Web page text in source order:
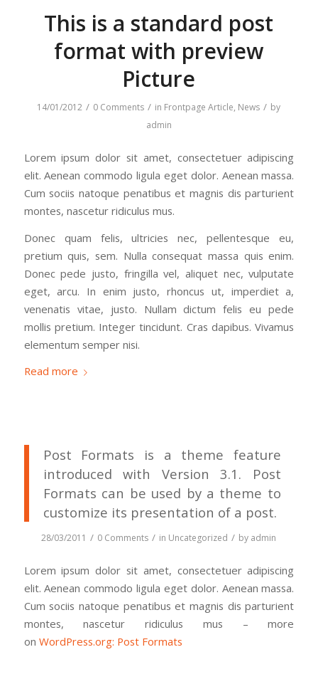
This is a standard post
format with preview
Picture
14/01/2012 / 0 Comments / in Frontpage Article, News / by
admin
Lorem ipsum dolor sit amet, consectetuer adipiscing
elit. Aenean commodo ligula eget dolor. Aenean massa.
Cum sociis natoque penatibus et magnis dis parturient
montes, nascetur ridiculus mus.
Donec quam felis, ultricies nec, pellentesque eu,
pretium quis, sem. Nulla consequat massa quis enim.
Donec pede justo, fringilla vel, aliquet nec, vulputate
eget, arcu. In enim justo, rhoncus ut, imperdiet a,
venenatis vitae, justo. Nullam dictum felis eu pede
mollis pretium. Integer tincidunt. Cras dapibus. Vivamus
elementum semper nisi.
Read more
Post Formats is a theme feature
introduced with Version 3.1. Post
Formats can be used by a theme to
customize its presentation of a post.
28/03/2011 / 0 Comments / in Uncategorized / by admin
Lorem ipsum dolor sit amet, consectetuer adipiscing
elit. Aenean commodo ligula eget dolor. Aenean massa.
Cum sociis natoque penatibus et magnis dis parturient
montes, nascetur ridiculus mus – more
on WordPress.org: Post Formats